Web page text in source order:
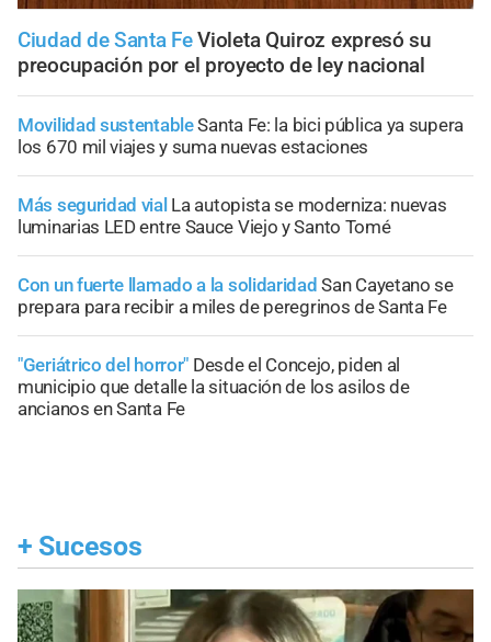
Ciudad de Santa Fe Violeta Quiroz expresó su
preocupación por el proyecto de ley nacional
Movilidad sustentableSanta Fe: la bici pública ya supera
los 670 mil viajes y suma nuevas estaciones
Más seguridad vial La autopista se moderniza: nuevas
luminarias LED entre Sauce Viejo y Santo Tomé
Con un fuerte llamado a la solidaridad San Cayetano se
prepara para recibir a miles de peregrinos de Santa Fe
"Geriátrico del horror" Desde el Concejo, piden al
municipio que detalle la situación de los asilos de
ancianos en Santa Fe
+ Sucesos